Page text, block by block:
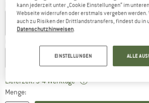
Farbe:Sky
EU28-29 EU
Lieferzeit: 3-4 Werktage
Menge:
kann jederzeit unter „Cookie Einstellungen“ im
Webseite widerrufen oder erstmals vergeben
auch zu Risiken der Drittlandstransfers, findest du in
Datenschutzhinweisen.
EINSTELLUNGEN ALLE